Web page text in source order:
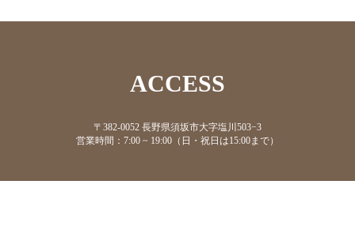
ACCESS
〒382-0052 長野県須坂市大字塩川503−3
営業時間：7:00 ~ 19:00（日・祝日は15:00まで）